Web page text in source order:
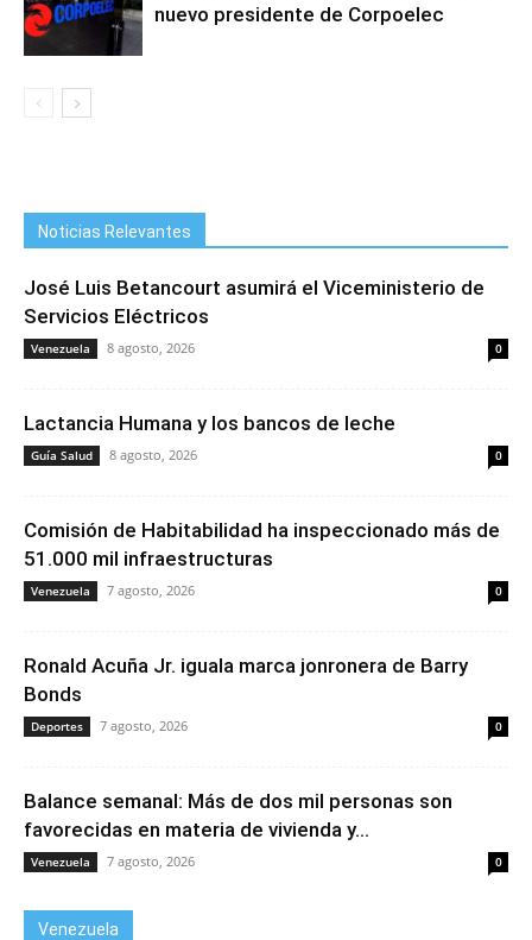
nuevo presidente de Corpoelec
Noticias Relevantes
José Luis Betancourt asumirá el Viceministerio de
Servicios Eléctricos
Venezuela 8 agosto, 2026 0
Lactancia Humana y los bancos de leche
Guía Salud 8 agosto, 2026 0
Comisión de Habitabilidad ha inspeccionado más de
51.000 mil infraestructuras
Venezuela 7 agosto, 2026 0
Ronald Acuña Jr. iguala marca jonronera de Barry
Bonds
Deportes 7 agosto, 2026 0
Balance semanal: Más de dos mil personas son
favorecidas en materia de vivienda y...
Venezuela 7 agosto, 2026 0
Venezuela